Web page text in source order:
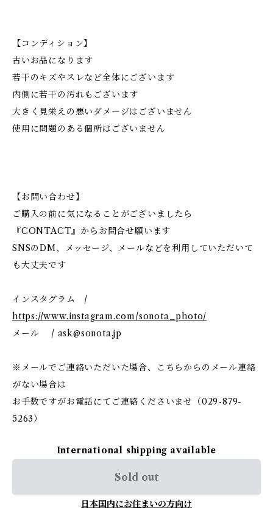
【コンディション】
古いお品になります
若干のキズやスレなど全体にございます
内側に若干の汚れもございます
大きく見栄えの悪いダメージはございません
使用に問題のある個所はございません
【お問い合わせ】
ご購入の前に気になることがございましたら
『CONTACT』からお問合せ願います
SNSのDM、メッセージ、メールなどを利用していただいて
も大丈夫です
インスタグラム /
https://www.instagram.com/sonota_photo/
メール / ask@sonota.jp
※メールでご連絡いただいた場合、こちらからのメール連絡
がない場合は
お手数ですがお電話にてご連絡くださいませ（029-879-
5263）
International shipping available
Sold out
日本国内にお住まいの方向け